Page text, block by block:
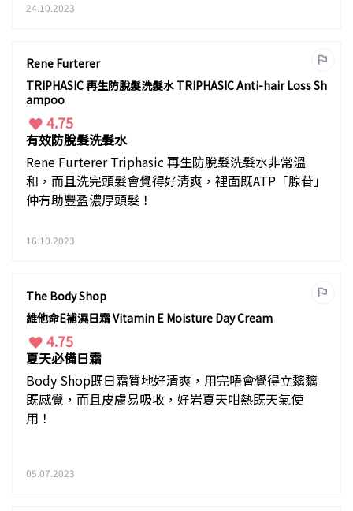
24.10.2023
Rene Furterer
TRIPHASIC 再生防脫髮洗髮水 TRIPHASIC Anti-hair Loss Sh
ampoo
4.75
有效防脫髮洗髮水
Rene Furterer Triphasic 再生防脫髮洗髮水非常溫
和，而且洗完頭髮會覺得好清爽，裡面既ATP「腺苷」
仲有助豐盈濃厚頭髮！
16.10.2023
The Body Shop
維他命E補濕日霜 Vitamin E Moisture Day Cream
4.75
夏天必備日霜
Body Shop既日霜質地好清爽，用完唔會覺得立黐黐
既感覺，而且皮膚易吸收，好岩夏天咁熱既天氣使
用！
05.07.2023